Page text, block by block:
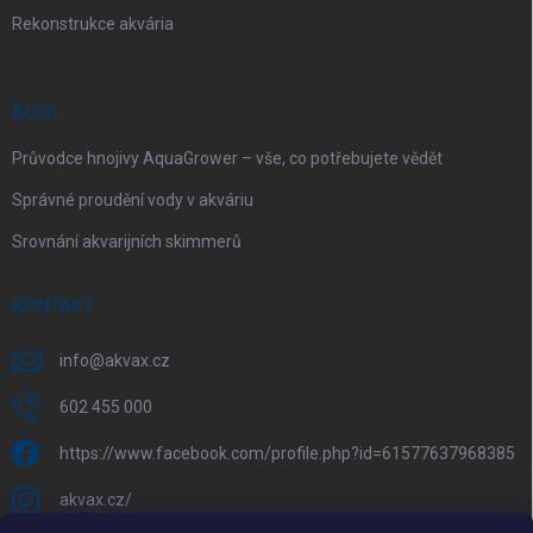
Rekonstrukce akvária
BLOG
Průvodce hnojivy AquaGrower – vše, co potřebujete vědět
Správné proudění vody v akváriu
Srovnání akvarijních skimmerů
KONTAKT
info@akvax.cz
602 455 000
https://www.facebook.com/profile.php?id=61577637968385
akvax.cz/